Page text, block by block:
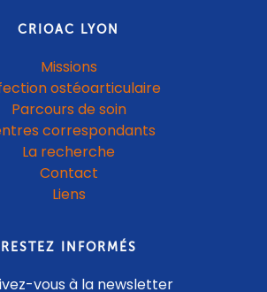
CRIOAC LYON
Missions
ostéoarticulaire
Parcours de soin
correspondants
La recherche
Contact
Liens
RESTEZ INFORMÉS
vous à la newsletter